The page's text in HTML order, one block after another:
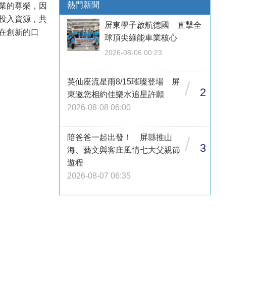
的尊榮，因
入資源，共
創新的口
熱門新聞
屏東學子啟航德國 直擊全
球頂尖綠能車業核心
2026-08-06 00:23
英仙座流星雨8/15璀璨登場 屏
東邀您相約佳樂水追星許願
2026-08-08 06:00
/ 2
陪爸爸一起出發！ 屏縣推山
海、藝文與客庄風情七大父親節
遊程
2026-08-07 06:35
/ 3